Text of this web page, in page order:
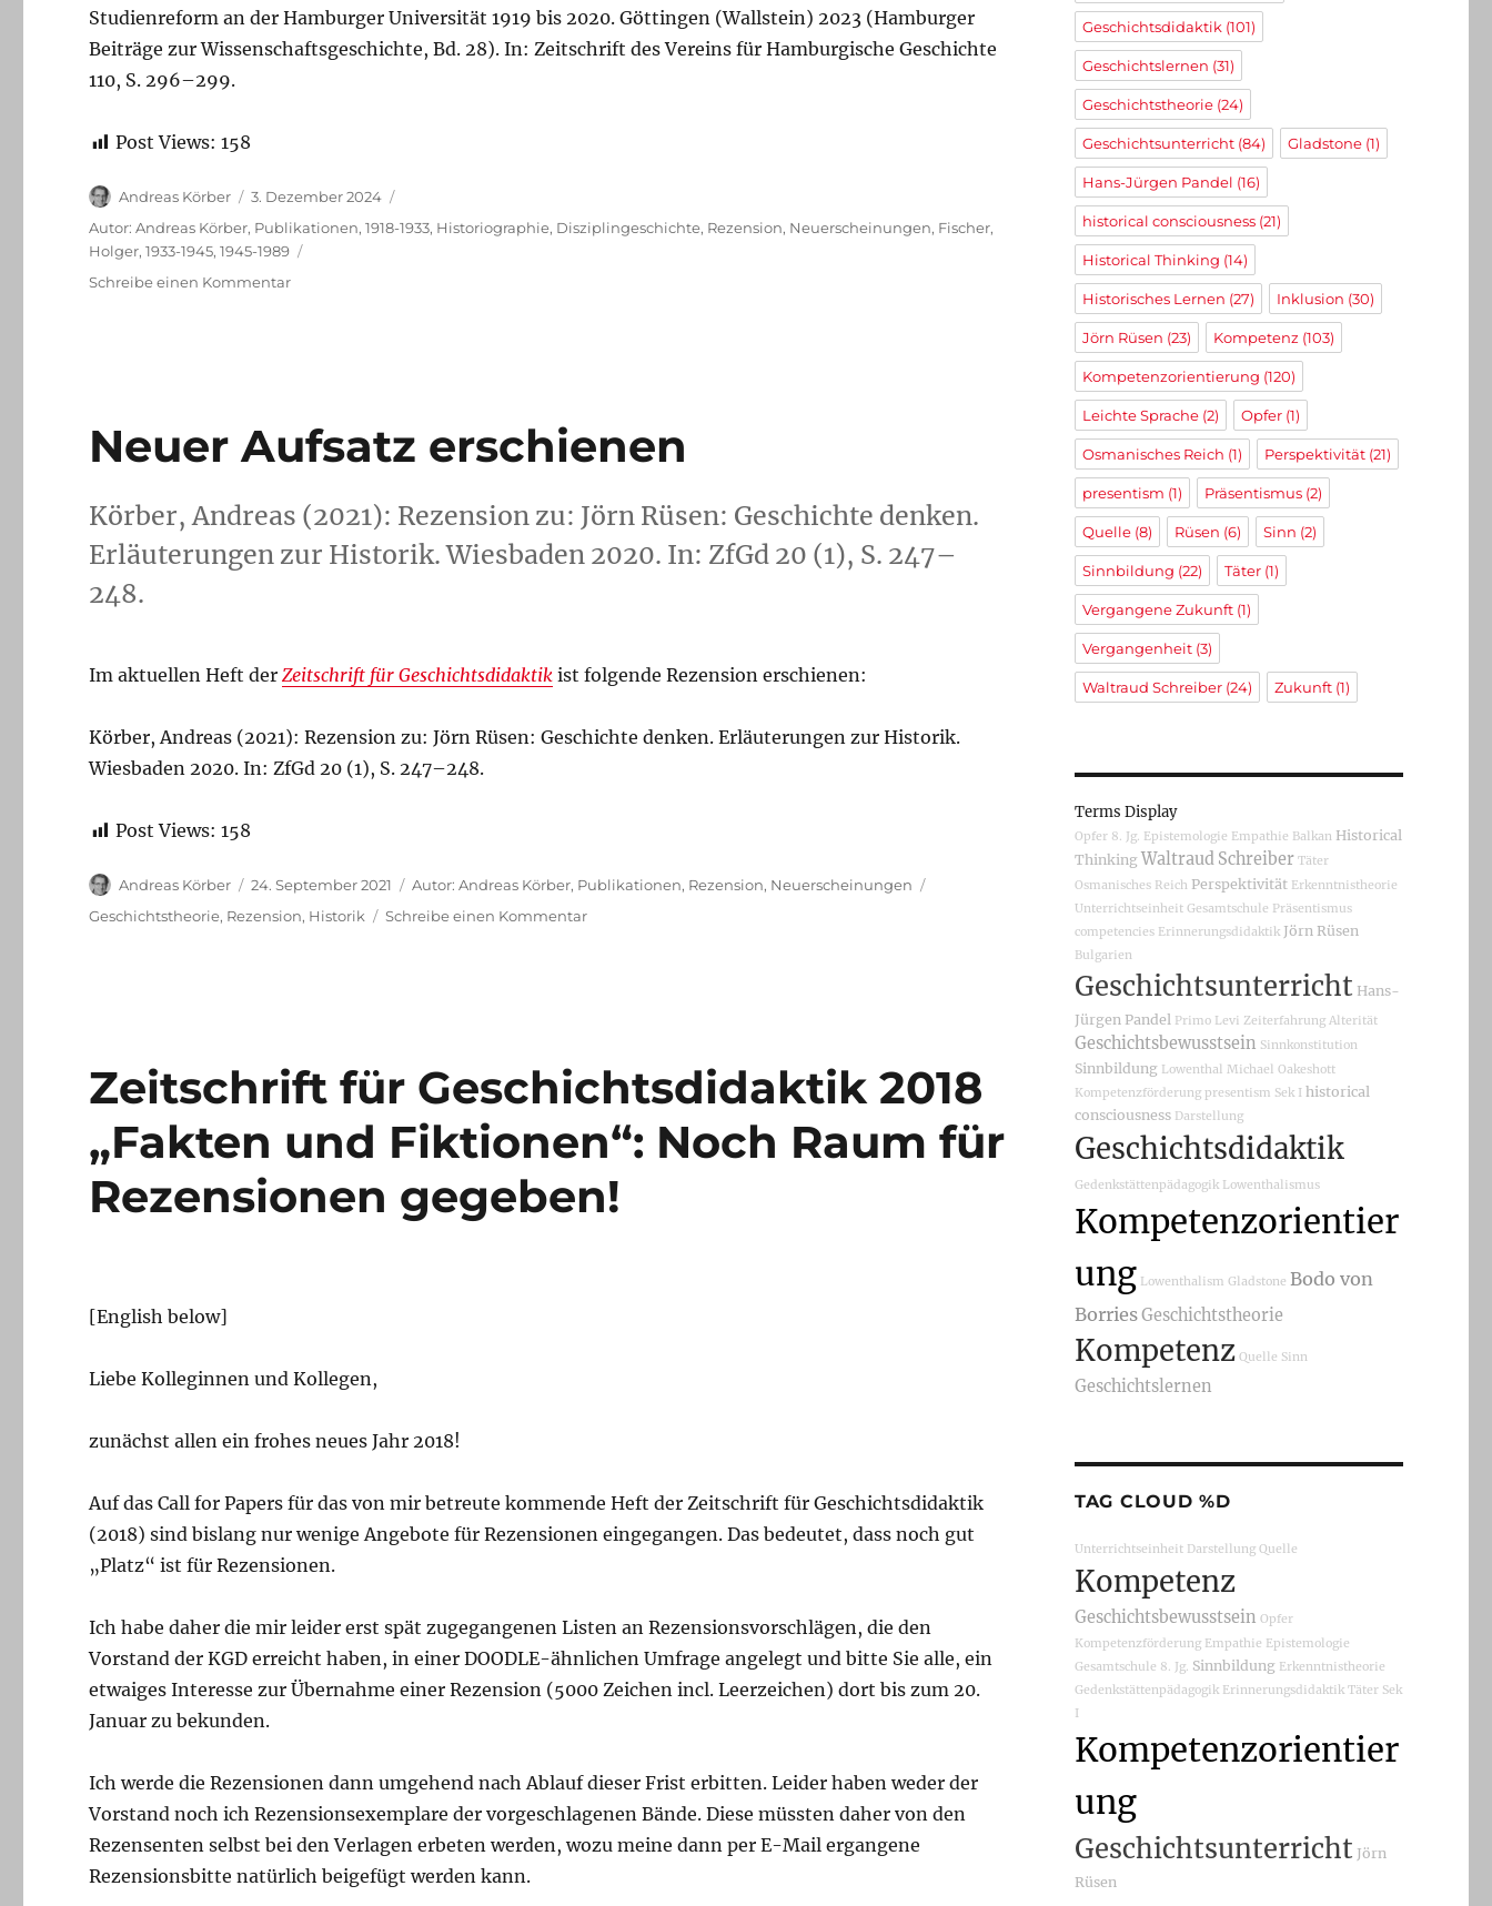
Studienreform an der Hamburger Universität 1919 bis 2020. Göttingen (Wallstein) 2023 (Hamburger
Beiträge zur Wissenschaftsgeschichte, Bd. 28). In: Zeitschrift des Vereins für Hamburgische Geschichte
110, S. 296–299.
Post Views: 158
Autor
Andreas Körber
Veröffentlicht
3. Dezember 2024
Kategorien
Autor: Andreas Körber, Publikationen,1918-1933, Historiographie, Disziplingeschichte, Rezension, Neuerscheinungen, Fischer,
Holger,1933-1945,1945-1989
Schreibe einen Kommentarzu
Lehre
an
Universität
Neuer Aufsatz erschienen
Körber, Andreas (2021): Rezension zu: Jörn Rüsen: Geschichte denken.
Erläuterungen zur Historik. Wiesbaden 2020. In: ZfGd 20 (1), S. 247–
248.
Im aktuellen Heft derZeitschrift für Geschichtsdidaktik ist folgende Rezension erschienen:
Körber, Andreas (2021): Rezension zu: Jörn Rüsen: Geschichte denken. Erläuterungen zur Historik.
Wiesbaden 2020. In: ZfGd 20 (1), S. 247–248.
Post Views: 158
Autor
Andreas Körber
Veröffentlicht
24. September 2021 Kategorien
Autor: Andreas Körber, Publikationen, Rezension, Neuerscheinungen
Schlagwörter
Geschichtstheorie, Rezension, Historik Schreibe einen Kommentarzu
Zeitschrift für Geschichtsdidaktik 2018
„Fakten und Fiktionen“: Noch Raum für
Rezensionen gegeben!
[English below]
Liebe Kolleginnen und Kollegen,
zunächst allen ein frohes neues Jahr 2018!
Auf das Call for Papers für das von mir betreute kommende Heft der Zeitschrift für Geschichtsdidaktik
(2018) sind bislang nur wenige Angebote für Rezensionen eingegangen. Das bedeutet, dass noch gut
„Platz“ ist für Rezensionen.
Ich habe daher die mir leider erst spät zugegangenen Listen an Rezensionsvorschlägen, die den
Vorstand der KGD erreicht haben, in einer DOODLE-ähnlichen Umfrage angelegt und bitte Sie alle, ein
etwaiges Interesse zur Übernahme einer Rezension (5000 Zeichen incl. Leerzeichen) dort bis zum 20.
Januar zu bekunden.
Ich werde die Rezensionen dann umgehend nach Ablauf dieser Frist erbitten. Leider haben weder der
Vorstand noch ich Rezensionsexemplare der vorgeschlagenen Bände. Diese müssten daher von den
Rezensenten selbst bei den Verlagen erbeten werden, wozu meine dann per E-Mail ergangene
Rezensionsbitte natürlich beigefügt werden kann.
Geschichtsdidaktik (101)
Geschichtslernen (31)
Geschichtstheorie(24)
Geschichtsunterricht(84) Gladstone(1)
Hans-Jürgen Pandel (16)
historical consciousness(21)
Historical Thinking (14)
Historisches Lernen (27) Inklusion (30)
Jörn Rüsen (23) Kompetenz (103)
Kompetenzorientierung (120)
Leichte Sprache(2) Opfer(1)
Osmanisches Reich (1) Perspektivität(21)
presentism (1) Präsentismus(2)
Quelle(8) Rüsen (6) Sinn (2)
Sinnbildung (22) Täter(1)
Vergangene Zukunft(1)
Vergangenheit(3)
Waltraud Schreiber(24) Zukunft(1)
Terms Display
Opfer 8. Jg. Epistemologie Empathie Balkan Historical
Thinking Waltraud Schreiber Täter
Osmanisches Reich Perspektivität Erkenntnistheorie
Unterrichtseinheit Gesamtschule Präsentismus
competencies Erinnerungsdidaktik Jörn Rüsen
Bulgarien
Geschichtsunterricht Hans-
Jürgen Pandel Primo Levi Zeiterfahrung Alterität
Geschichtsbewusstsein Sinnkonstitution
Sinnbildung Lowenthal
Michael Oakeshott
Kompetenzförderung presentism Sek I
historical
consciousness Darstellung
Geschichtsdidaktik
Gedenkstättenpädagogik Lowenthalismus
Kompetenzorientier
ung Lowenthalism Gladstone Bodo von
BorriesGeschichtstheorie
Kompetenz Quelle Sinn
Geschichtslernen
TAG CLOUD %D
Unterrichtseinheit Darstellung Quelle
Kompetenz
Geschichtsbewusstsein Opfer
Kompetenzförderung Empathie Epistemologie
Gesamtschule 8. Jg. Sinnbildung Erkenntnistheorie
Gedenkstättenpädagogik Erinnerungsdidaktik Täter Sek
Kompetenzorientier
ung
Geschichtsunterricht Jörn
Rüsen